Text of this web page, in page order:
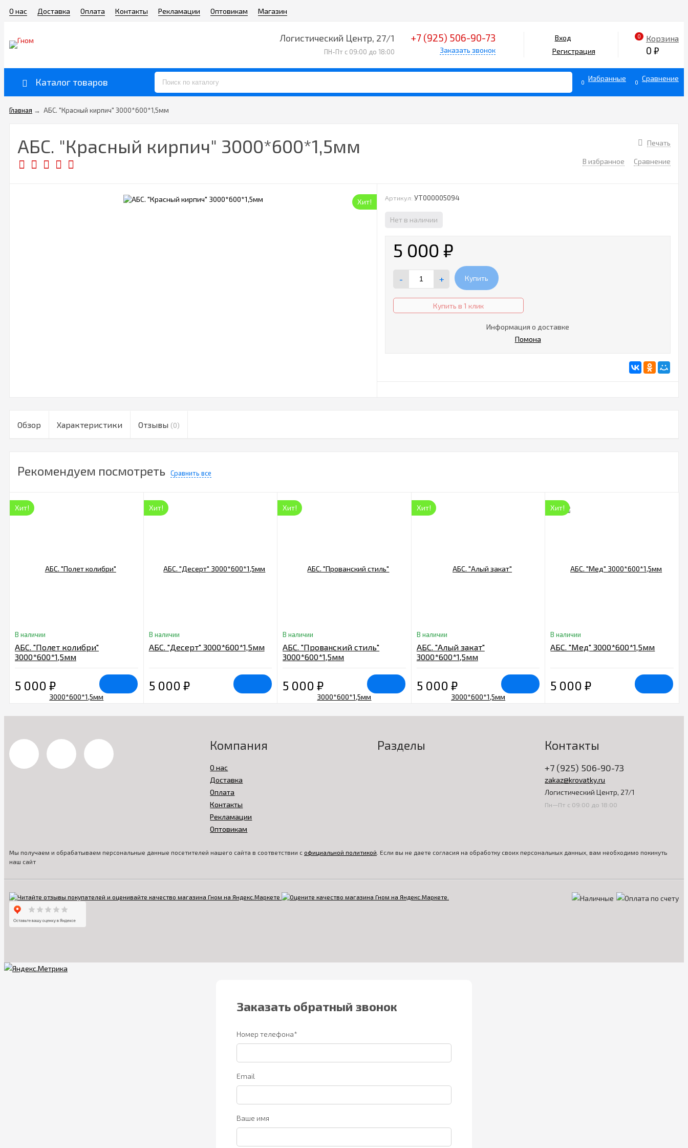
О нас Доставка Оплата Контакты Рекламации Оптовикам Магазин
Логистический Центр, 27/1
ПН-Пт с 09:00 до 18:00
+7 (925) 506-90-73
Заказать звонок
Вход
Регистрация
0 Корзина
0 ₽
Каталог товаров 0 Избранные 0 Сравнение
Главная → АБС. "Красный кирпич" 3000*600*1,5мм
Печать
АБС. "Красный кирпич" 3000*600*1,5мм
В избранное Сравнение
Хит! Артикул: УТ000005094
Нет в наличии
5 000₽
- + Купить
Купить в 1 клик
Информация о доставке
Помона
Обзор Характеристики Отзывы (0)
Рекомендуем посмотреть Сравнить все
Хит!
В наличии
АБС. "Полет колибри"
3000*600*1,5мм
5 000 ₽
Хит!
В наличии
АБС. "Десерт" 3000*600*1,5мм
5 000 ₽
Хит!
В наличии
АБС. "Прованский стиль"
3000*600*1,5мм
5 000₽
Хит!
В наличии
АБС. "Алый закат"
3000*600*1,5мм
5 000 ₽
Хит!
В наличии
АБС. "Мед" 3000*600*1,5мм
5 000₽
Компания
О нас
Доставка
Оплата
Контакты
Рекламации
Оптовикам
Разделы Контакты
+7 (925) 506-90-73
zakaz@krovatky.ru
Логистический Центр, 27/1
Пн—Пт с 09:00 до 18:00
Мы получаем и обрабатываем персональные данные посетителей нашего сайта в соответствии с официальной политикой . Если вы не даете согласия на обработку своих персональных данных, вам необходимо покинуть
наш сайт
Заказать обратный звонок
Номер телефона*
Email
Ваше имя